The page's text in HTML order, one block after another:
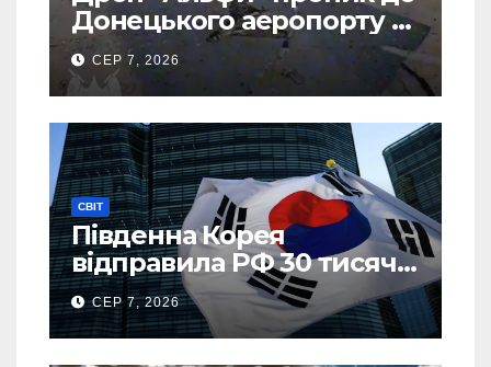
Донецького аеропорту та
спалив “Шахед” ще до
запуску
СЕР 7, 2026
СВІТ
Південна Корея
відправила РФ 30 тисяч
тонн авіапалива
СЕР 7, 2026